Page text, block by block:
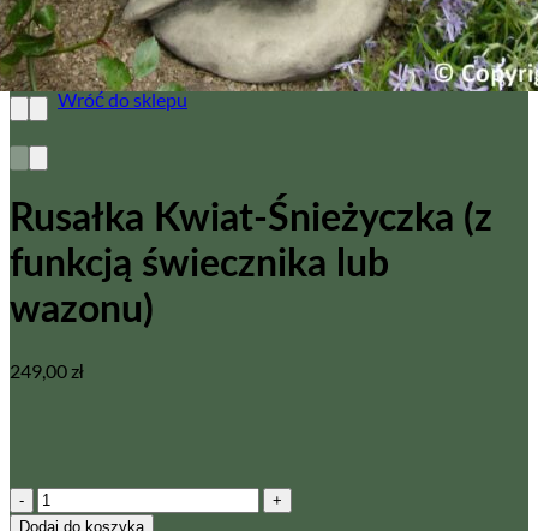
Brak produktów w koszyku.
Wróć do sklepu
Rusałka Kwiat-Śnieżyczka (z
funkcją świecznika lub
wazonu)
249,00 zł
ilość
Rusałka
Dodaj do koszyka